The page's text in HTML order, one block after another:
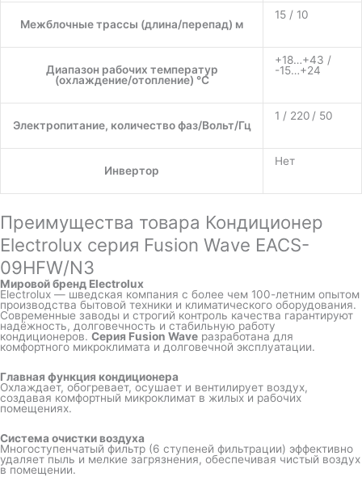
Межблочные трассы (длина/перепад) м
15 / 10
Диапазон рабочих температур
(охлаждение/отопление) °C
+18…+43 /
-15…+24
Электропитание, количество фаз/Вольт/Гц
1 / 220 / 50
Инвертор
Нет
Преимущества товара Кондиционер
Electrolux серия Fusion Wave EACS-
09HFW/N3
Мировой бренд Electrolux
Electrolux — шведская компания с более чем 100-летним опытом
производства бытовой техники и климатического оборудования.
Современные заводы и строгий контроль качества гарантируют
надёжность, долговечность и стабильную работу
кондиционеров. Серия Fusion Wave разработана для
комфортного микроклимата и долговечной эксплуатации.
Главная функция кондиционера
Охлаждает, обогревает, осушает и вентилирует воздух,
создавая комфортный микроклимат в жилых и рабочих
помещениях.
Система очистки воздуха
Многоступенчатый фильтр (6 ступеней фильтрации) эффективно
удаляет пыль и мелкие загрязнения, обеспечивая чистый воздух
в помещении.